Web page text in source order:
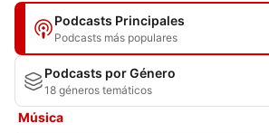
Podcasts Principales
Podcasts más populares
Podcasts por Género
18 géneros temáticos
Música